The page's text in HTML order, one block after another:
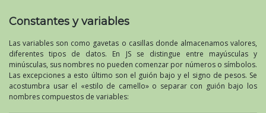
Constantes y variables
Las variables son como gavetas o casillas donde almacenamos valores,
diferentes tipos de datos. En JS se distingue entre mayúsculas y
minúsculas, sus nombres no pueden comenzar por números o símbolos.
Las excepciones a esto último son el guión bajo y el signo de pesos. Se
acostumbra usar el «estilo de camello» o separar con guión bajo los
nombres compuestos de variables: